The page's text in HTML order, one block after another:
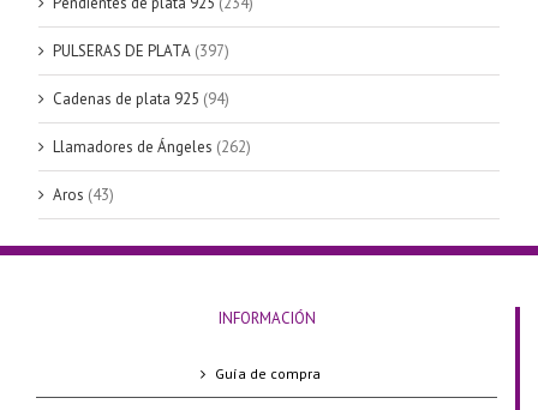
PULSERAS DE PLATA (397)
Cadenas de plata 925 (94)
Llamadores de Ángeles (262)
Aros (43)
INFORMACIÓN
Guía de compra